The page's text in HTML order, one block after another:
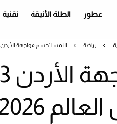
عطور الطلة الأنيقة تقنية
رياضة النمسا تحسم مواجهة الأردن 3-1 في بداية مشوارها بكأس العالم 2026 (فيديو)
(فيديو)